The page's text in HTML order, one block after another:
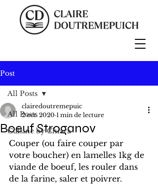
Post
All Posts
Cuisine by Chiara
All Posts
Boeuf Stroganov
clairedoutremepuic
2 oct. 2020 1 min de lecture
Couper (ou faire couper par
votre boucher) en lamelles 1kg de
viande de boeuf, les rouler dans
de la farine, saler et poivrer.